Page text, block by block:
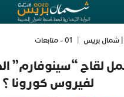
01 - متابعات
لقاح “سينوفارم”
لفيروس كورونا ؟